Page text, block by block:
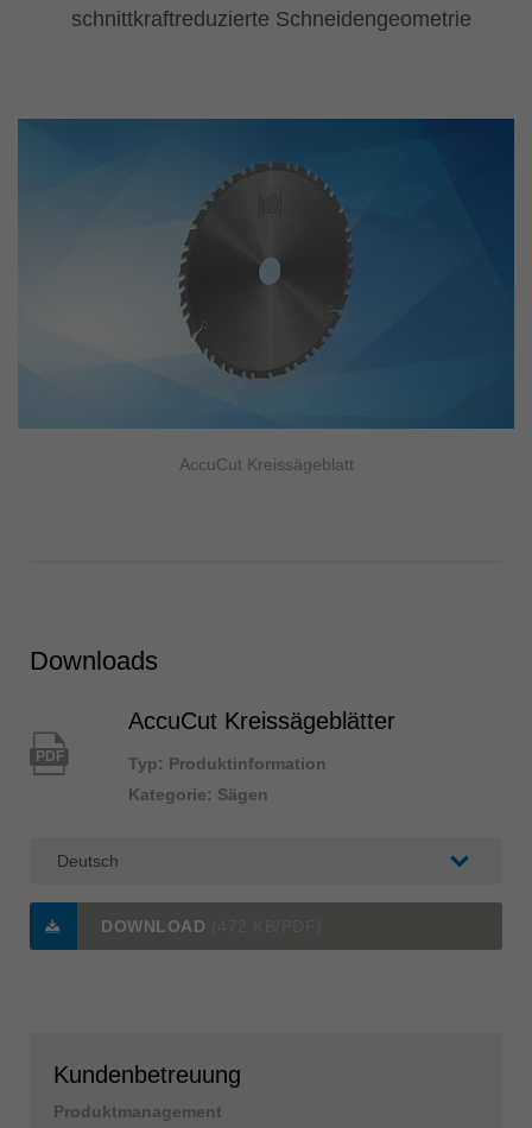
schnittkraftreduzierte Schneidengeometrie
AccuCut Kreissägeblatt
Downloads
PDF
AccuCut Kreissägeblätter
Typ: Produktinformation
Kategorie: Sägen
DOWNLOAD
Kundenbetreuung
Produktmanagement